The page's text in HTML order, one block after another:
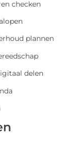
checken
plannen
delen